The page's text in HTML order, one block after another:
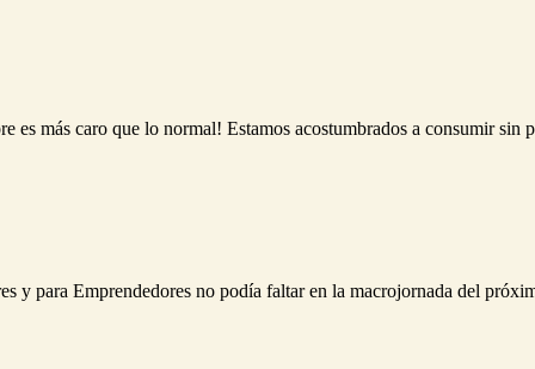
más caro que lo normal! Estamos acostumbrados a consumir sin
y para Emprendedores no podía faltar en la macrojornada del